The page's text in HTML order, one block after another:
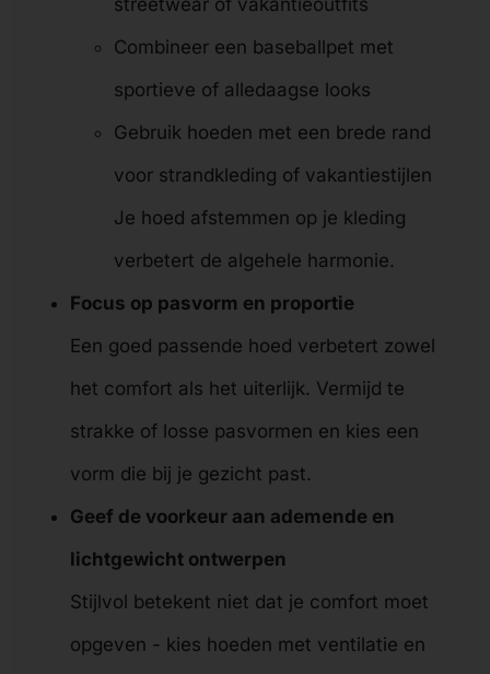
Combineer een baseballpet met
sportieve of alledaagse looks
Gebruik hoeden met een brede rand
voor strandkleding of vakantiestijlen
Je hoed afstemmen op je kleding
verbetert de algehele harmonie.
Focus op pasvorm en proportie
Een goed passende hoed verbetert zowel
het comfort als het uiterlijk. Vermijd te
strakke of losse pasvormen en kies een
vorm die bij je gezicht past.
Geef de voorkeur aan ademende en
lichtgewicht ontwerpen
Stijlvol betekent niet dat je comfort moet
opgeven - kies hoeden met ventilatie en